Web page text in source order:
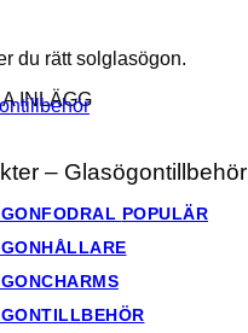
du rätt solglasögon.
INLÄGG
– Glasögontillbehör